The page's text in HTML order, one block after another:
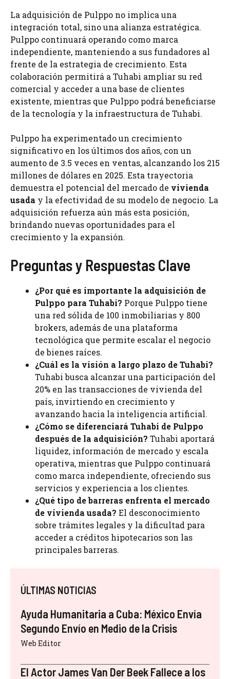
La adquisición de Pulppo no implica una
integración total, sino una alianza estratégica.
Pulppo continuará operando como marca
independiente, manteniendo a sus fundadores al
frente de la estrategia de crecimiento. Esta
colaboración permitirá a Tuhabi ampliar su red
comercial y acceder a una base de clientes
existente, mientras que Pulppo podrá beneficiarse
de la tecnología y la infraestructura de Tuhabi.
Pulppo ha experimentado un crecimiento
significativo en los últimos dos años, con un
aumento de 3.5 veces en ventas, alcanzando los 215
millones de dólares en 2025. Esta trayectoria
demuestra el potencial del mercado de vivienda
usada y la efectividad de su modelo de negocio. La
adquisición refuerza aún más esta posición,
brindando nuevas oportunidades para el
crecimiento y la expansión.
Preguntas y Respuestas Clave
¿Por qué es importante la adquisición de
Pulppo para Tuhabi? Porque Pulppo tiene
una red sólida de 100 inmobiliarias y 800
brokers, además de una plataforma
tecnológica que permite escalar el negocio
de bienes raíces.
¿Cuál es la visión a largo plazo de Tuhabi?
Tuhabi busca alcanzar una participación del
20% en las transacciones de vivienda del
país, invirtiendo en crecimiento y
avanzando hacia la inteligencia artificial.
¿Cómo se diferenciará Tuhabi de Pulppo
después de la adquisición? Tuhabi aportará
liquidez, información de mercado y escala
operativa, mientras que Pulppo continuará
como marca independiente, ofreciendo sus
servicios y experiencia a los clientes.
¿Qué tipo de barreras enfrenta el mercado
de vivienda usada? El desconocimiento
sobre trámites legales y la dificultad para
acceder a créditos hipotecarios son las
principales barreras.
ÚLTIMAS NOTICIAS
Ayuda Humanitaria a Cuba: México Envía
Segundo Envío en Medio de la Crisis
Web Editor
El Actor James Van Der Beek Fallece a los